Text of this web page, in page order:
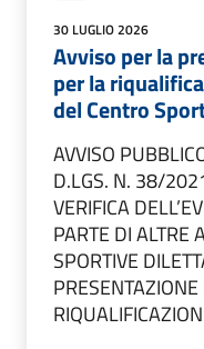
30 LUGLIO 2026
Avviso per la
per la
del Centro
AVVISO
D.LGS. N. 38/
VERIFICA
PARTE DI ALTRE
SPORTIVE